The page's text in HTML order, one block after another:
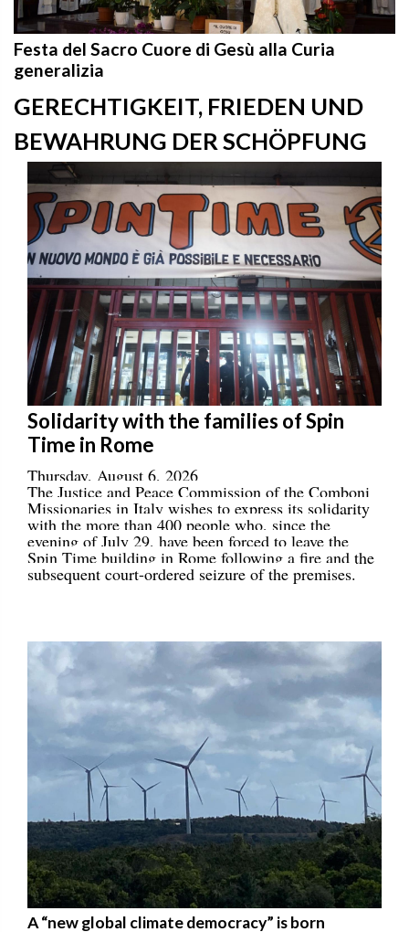
Festa del Sacro Cuore di Gesù alla Curia
generalizia
GERECHTIGKEIT, FRIEDEN UND
BEWAHRUNG DER SCHÖPFUNG
Solidarity with the families of Spin
Time in Rome
Thursday, August 6, 2026
The Justice and Peace Commission of the Comboni
Missionaries in Italy wishes to express its solidarity
with the more than 400 people who, since the
evening of July 29, have been forced to leave the
Spin Time building in Rome following a fire and the
subsequent court-ordered seizure of the premises.
A “new global climate democracy” is born